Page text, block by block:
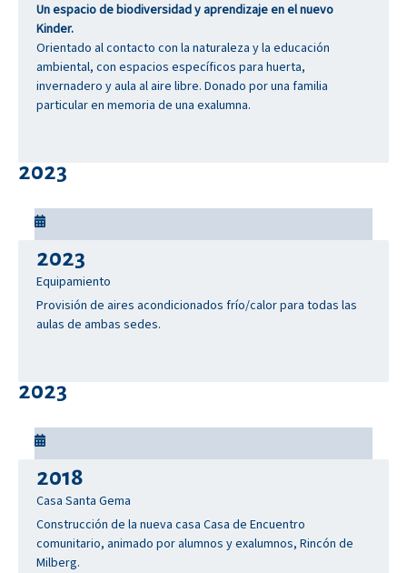
Un espacio de biodiversidad y aprendizaje en el nuevo
Kinder.
Orientado al contacto con la naturaleza y la educación
ambiental, con espacios específicos para huerta,
invernadero y aula al aire libre. Donado por una familia
particular en memoria de una exalumna.
2023
2023
Equipamiento
Provisión de aires acondicionados frío/calor para todas las
aulas de ambas sedes.
2023
2018
Casa Santa Gema
Construcción de la nueva casa Casa de Encuentro
comunitario, animado por alumnos y exalumnos, Rincón de
Milberg.